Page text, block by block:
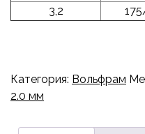
3,2
Категория: Вольфрам
2.0 мм